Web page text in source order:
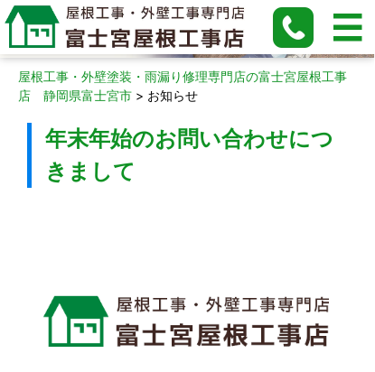
お知らせ
屋根工事・外壁塗装・雨漏り修理専門店の富士宮屋根工事
店 静岡県富士宮市 > お知らせ
年末年始のお問い合わせにつ
きまして